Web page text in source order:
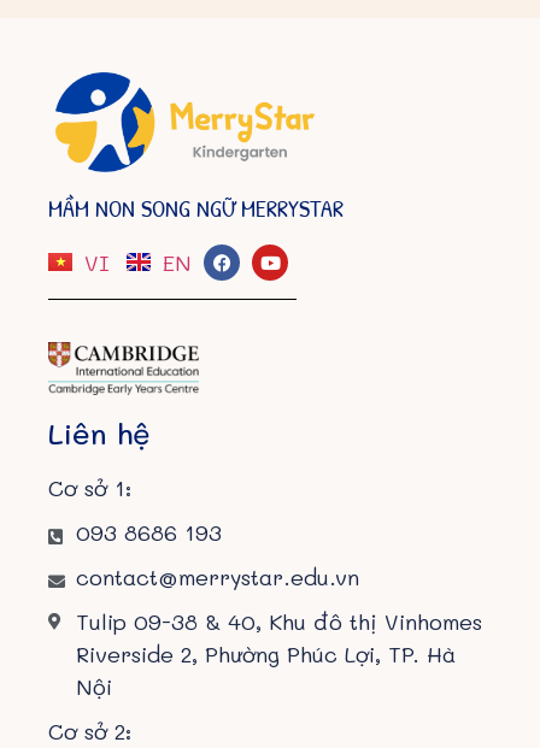
MẦM NON SONG NGỮ MERRYSTAR
VI EN
Liên hệ
Cơ sở 1:
093 8686 193
contact@merrystar.edu.vn
Tulip 09-38 & 40, Khu đô thị Vinhomes
Riverside 2, Phường Phúc Lợi, TP. Hà
Nội
Cơ sở 2: